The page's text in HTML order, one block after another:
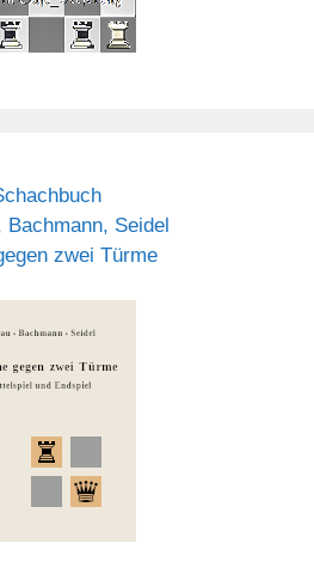
Bachmann, Seidel
zwei Türme